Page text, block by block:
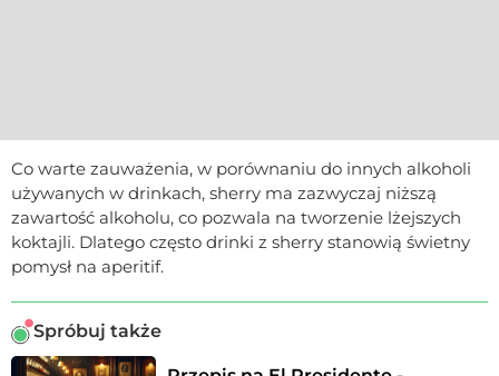
Co warte zauważenia, w porównaniu do innych alkoholi
używanych w drinkach, sherry ma zazwyczaj niższą
zawartość alkoholu, co pozwala na tworzenie lżejszych
koktajli. Dlatego często drinki z sherry stanowią świetny
pomysł na aperitif.
Spróbuj także